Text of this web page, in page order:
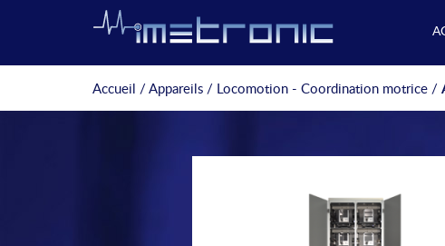
Accueil /Appareils / Locomotion - Coordination motrice /